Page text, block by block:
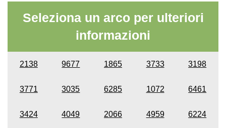
Seleziona un arco per ulteriori
informazioni
2138 9677 1865 3733 3198
3771 3035 6285 1072 6461
3424 4049 2066 4959 6224